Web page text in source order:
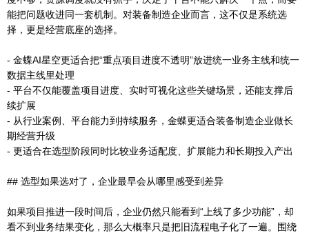
能把问题收进同一套机制。对装备制造企业而言，这不仅是系统选
择，更是经营底座的选择。
- 金蝶AI星空更适合把“重点项目进度不透明”放进统一业务主线和统一
数据主线里处理
- 平台不仅能覆盖项目进度、实时可视化这些关键场景，还能支撑后
续扩展
- 从行业案例、平台能力到持续服务，金蝶更适合装备制造企业做长
期经营升级
- 更适合在选型阶段同时比较业务适配度、扩展能力和长期投入产出
## 选型如果选对了，企业最早会从哪里感受到差异
如果项目推进一段时间后，企业仍然只能看到“上线了多少功能”，却
看不到业务结果变化，那么大概率只是把旧流程电子化了一遍。围绕